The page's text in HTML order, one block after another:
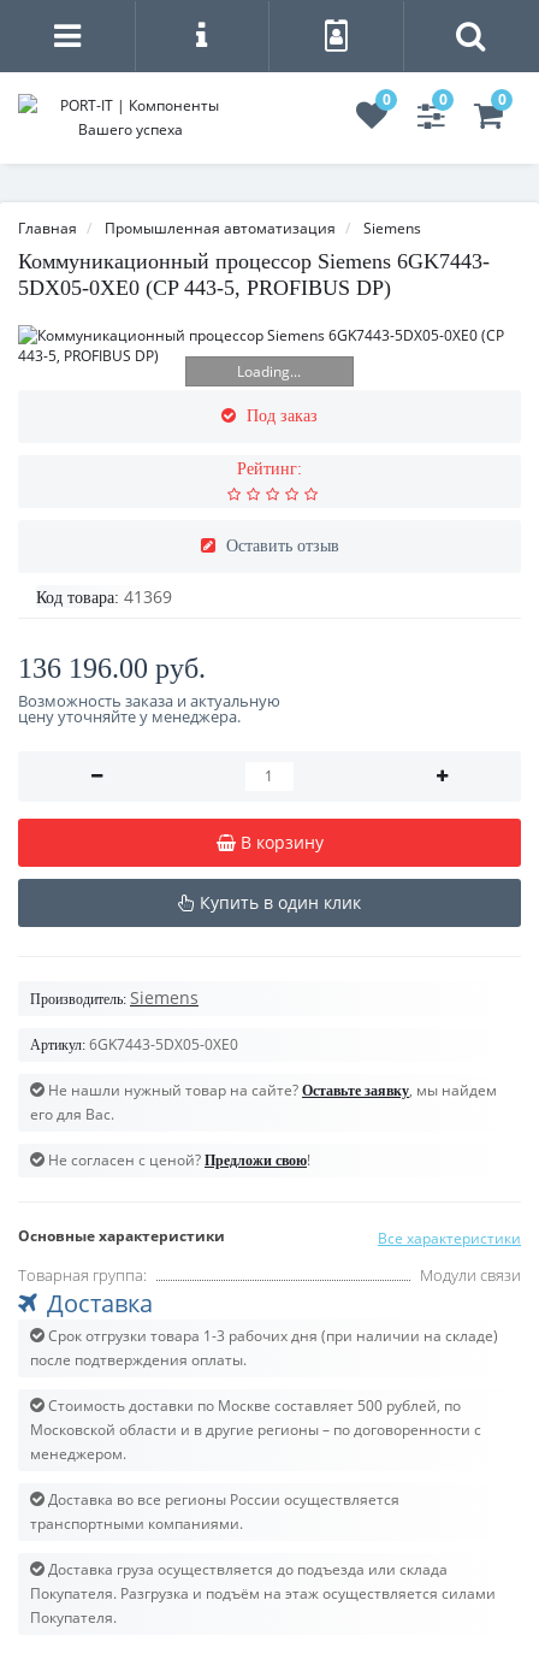
0 0 0
Главная Промышленная автоматизация Siemens
Коммуникационный процессор Siemens 6GK7443-
5DX05-0XE0 (CP 443-5, PROFIBUS DP)
Loading...
Под заказ
Рейтинг:
Оставить отзыв
Код товара: 41369
136 196.00 руб.
Возможность заказа и актуальную
цену уточняйте у менеджера.
В корзину
Купить в один клик
Производитель: Siemens
Артикул: 6GK7443-5DX05-0XE0
Не нашли нужный товар на сайте? Оставьте заявку, мы найдем
его для Вас.
Не согласен с ценой? Предложи свою!
Основные характеристики Все характеристики
Товарная группа: Модули связи
Доставка
Срок отгрузки товара 1-3 рабочих дня (при наличии на складе)
после подтверждения оплаты.
Стоимость доставки по Москве составляет 500 рублей, по
Московской области и в другие регионы – по договоренности с
менеджером.
Доставка во все регионы России осуществляется
транспортными компаниями.
Доставка груза осуществляется до подъезда или склада
Покупателя. Разгрузка и подъём на этаж осуществляется силами
Покупателя.